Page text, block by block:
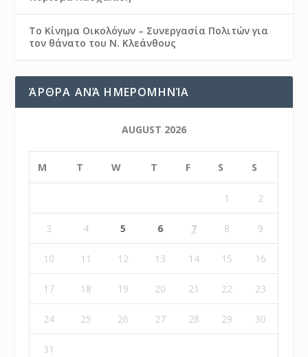
Το Κίνημα Οικολόγων – Συνεργασία Πολιτών για
τον θάνατο του Ν. Κλεάνθους
ΆΡΘΡΑ ΑΝΆ ΗΜΕΡΟΜΗΝΊΑ
AUGUST 2026
M T W T F S S
1 2
3 4 5 6 7 8 9
10 11 12 13 14 15 16
17 18 19 20 21 22 23
24 25 26 27 28 29 30
31